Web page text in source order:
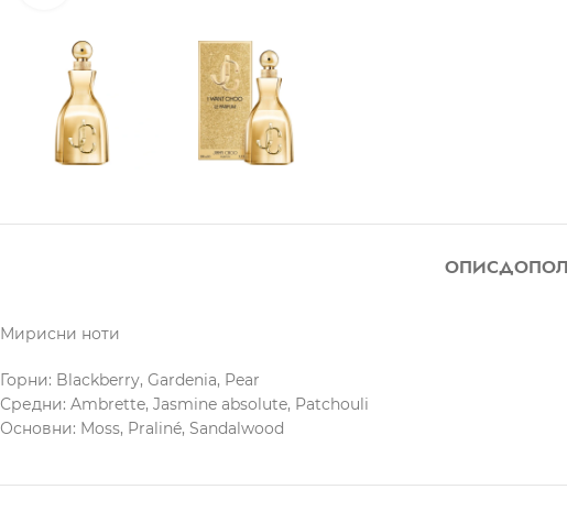
ОПИС
Мирисни ноти
Горни: Blackberry, Gardenia, Pear
Средни: Ambrette, Jasmine absolute, Patchouli
Основни: Moss, Praliné, Sandalwood